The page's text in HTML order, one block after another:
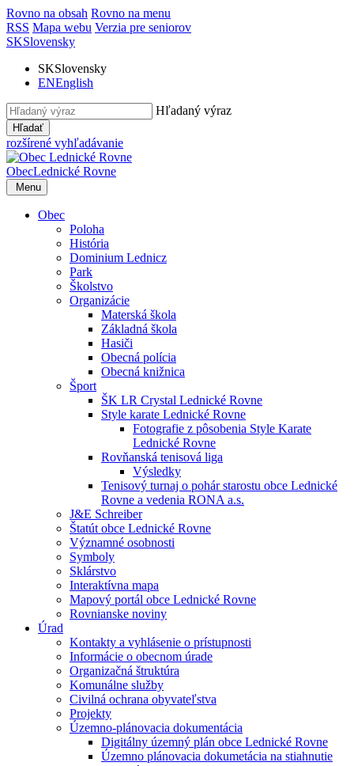
Rovno na obsah Rovno na menu
RSS Mapa webu Verzia pre seniorov
SKSlovensky
SKSlovensky
ENEnglish
Hľadaný výraz
Hľadať
rozšírené vyhľadávanie
ObecLednické Rovne
Menu
Obec
Poloha
História
Dominium Lednicz
Park
Školstvo
Organizácie
Materská škola
Základná škola
Hasiči
Obecná polícia
Obecná knižnica
Šport
ŠK LR Crystal Lednické Rovne
Style karate Lednické Rovne
Fotografie z pôsobenia Style Karate
Lednické Rovne
Rovňanská tenisová liga
Výsledky
Tenisový turnaj o pohár starostu obce Lednické
Rovne a vedenia RONA a.s.
J&E Schreiber
Štatút obce Lednické Rovne
Významné osobnosti
Symboly
Sklárstvo
Interaktívna mapa
Mapový portál obce Lednické Rovne
Rovnianske noviny
Úrad
Kontakty a vyhlásenie o prístupnosti
Informácie o obecnom úrade
Organizačná štruktúra
Komunálne služby
Civilná ochrana obyvateľstva
Projekty
Územno-plánovacia dokumentácia
Digitálny územný plán obce Lednické Rovne
Územno plánovacia dokumetácia na stiahnutie